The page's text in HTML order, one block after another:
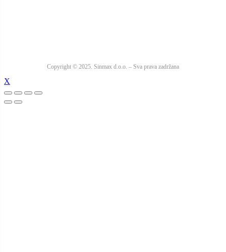
Copyright © 2025. Sinmax d.o.o. – Sva prava zadržana
X